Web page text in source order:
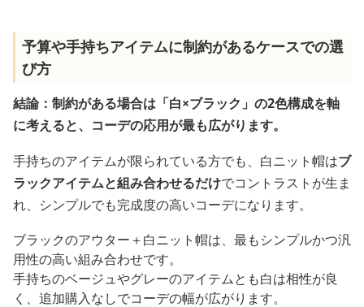
予算や手持ちアイテムに制約があるケースでの選
び方
結論：制約がある場合は「白×ブラック」の2色構成を軸
に考えると、コーデの応用が最も広がります。
手持ちのアイテムが限られている方でも、白ニット帽はブ
ラックアイテムと組み合わせるだけでコントラストが生ま
れ、シンプルでも完成度の高いコーデになります。
ブラックのアウター＋白ニット帽は、最もシンプルかつ汎
用性の高い組み合わせです。
手持ちのベージュやグレーのアイテムとも白は相性が良
く、追加購入なしでコーデの幅が広がります。